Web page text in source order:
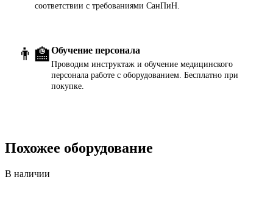
соответствии с требованиями СанПиН.
👨‍🏫Обучение персонала
Проводим инструктаж и обучение медицинского
персонала работе с оборудованием. Бесплатно при
покупке.
Похожее оборудование
В наличии